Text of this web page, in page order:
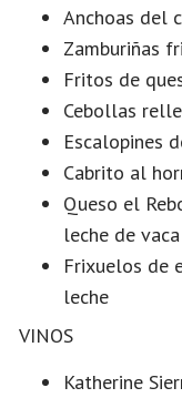
Anchoas del
Zamburiñas
Fritos de
Cebollas
Escalopines
Cabrito al
Queso el
leche de vaca
Frixuelos de
leche
VINOS
Katherine